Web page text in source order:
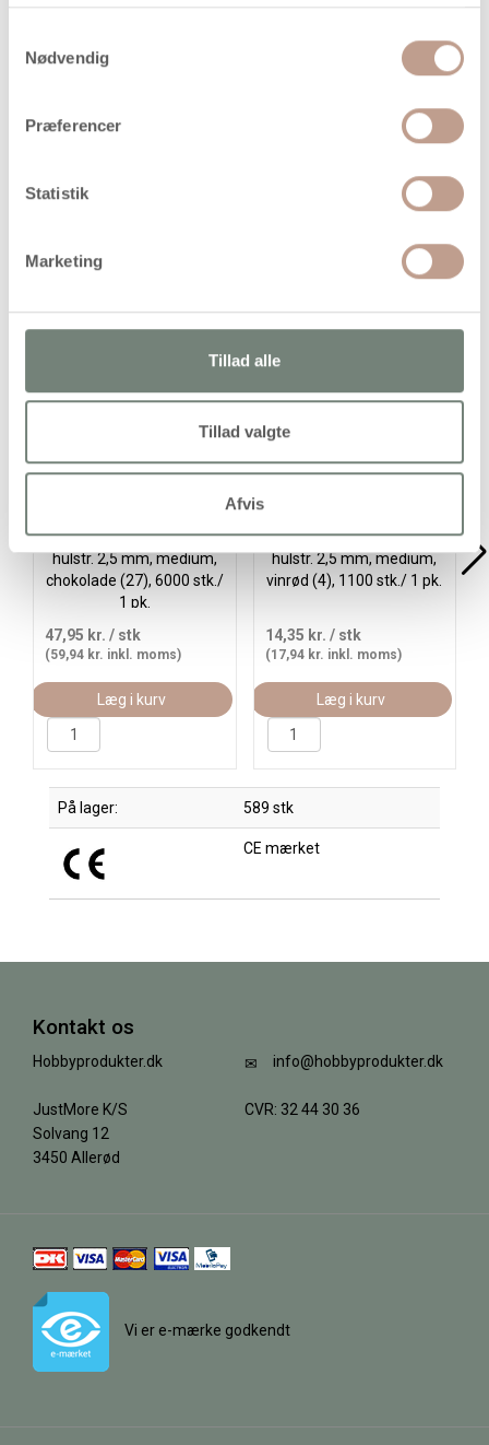
Nødvendig
Præferencer
Statistik
Marketing
Tillad alle
Tillad valgte
Afvis
På lager
Alternativer
PhotoPearls, str. 5x5 mm,
hulstr. 2,5 mm, medium,
chokolade (27), 6000 stk./
1 pk.
47,95 kr. / stk
(59,94 kr. inkl. moms)
Læg i kurv
PhotoPearls, str. 5x5 mm,
hulstr. 2,5 mm, medium,
vinrød (4), 1100 stk./ 1 pk.
14,35 kr. / stk
(17,94 kr. inkl. moms)
Læg i kurv
På lager: 589 stk
CE mærket
Kontakt os
Hobbyprodukter.dk
JustMore K/S
Solvang 12
3450 Allerød
info@hobbyprodukter.dk
CVR: 32 44 30 36
Vi er e-mærke godkendt